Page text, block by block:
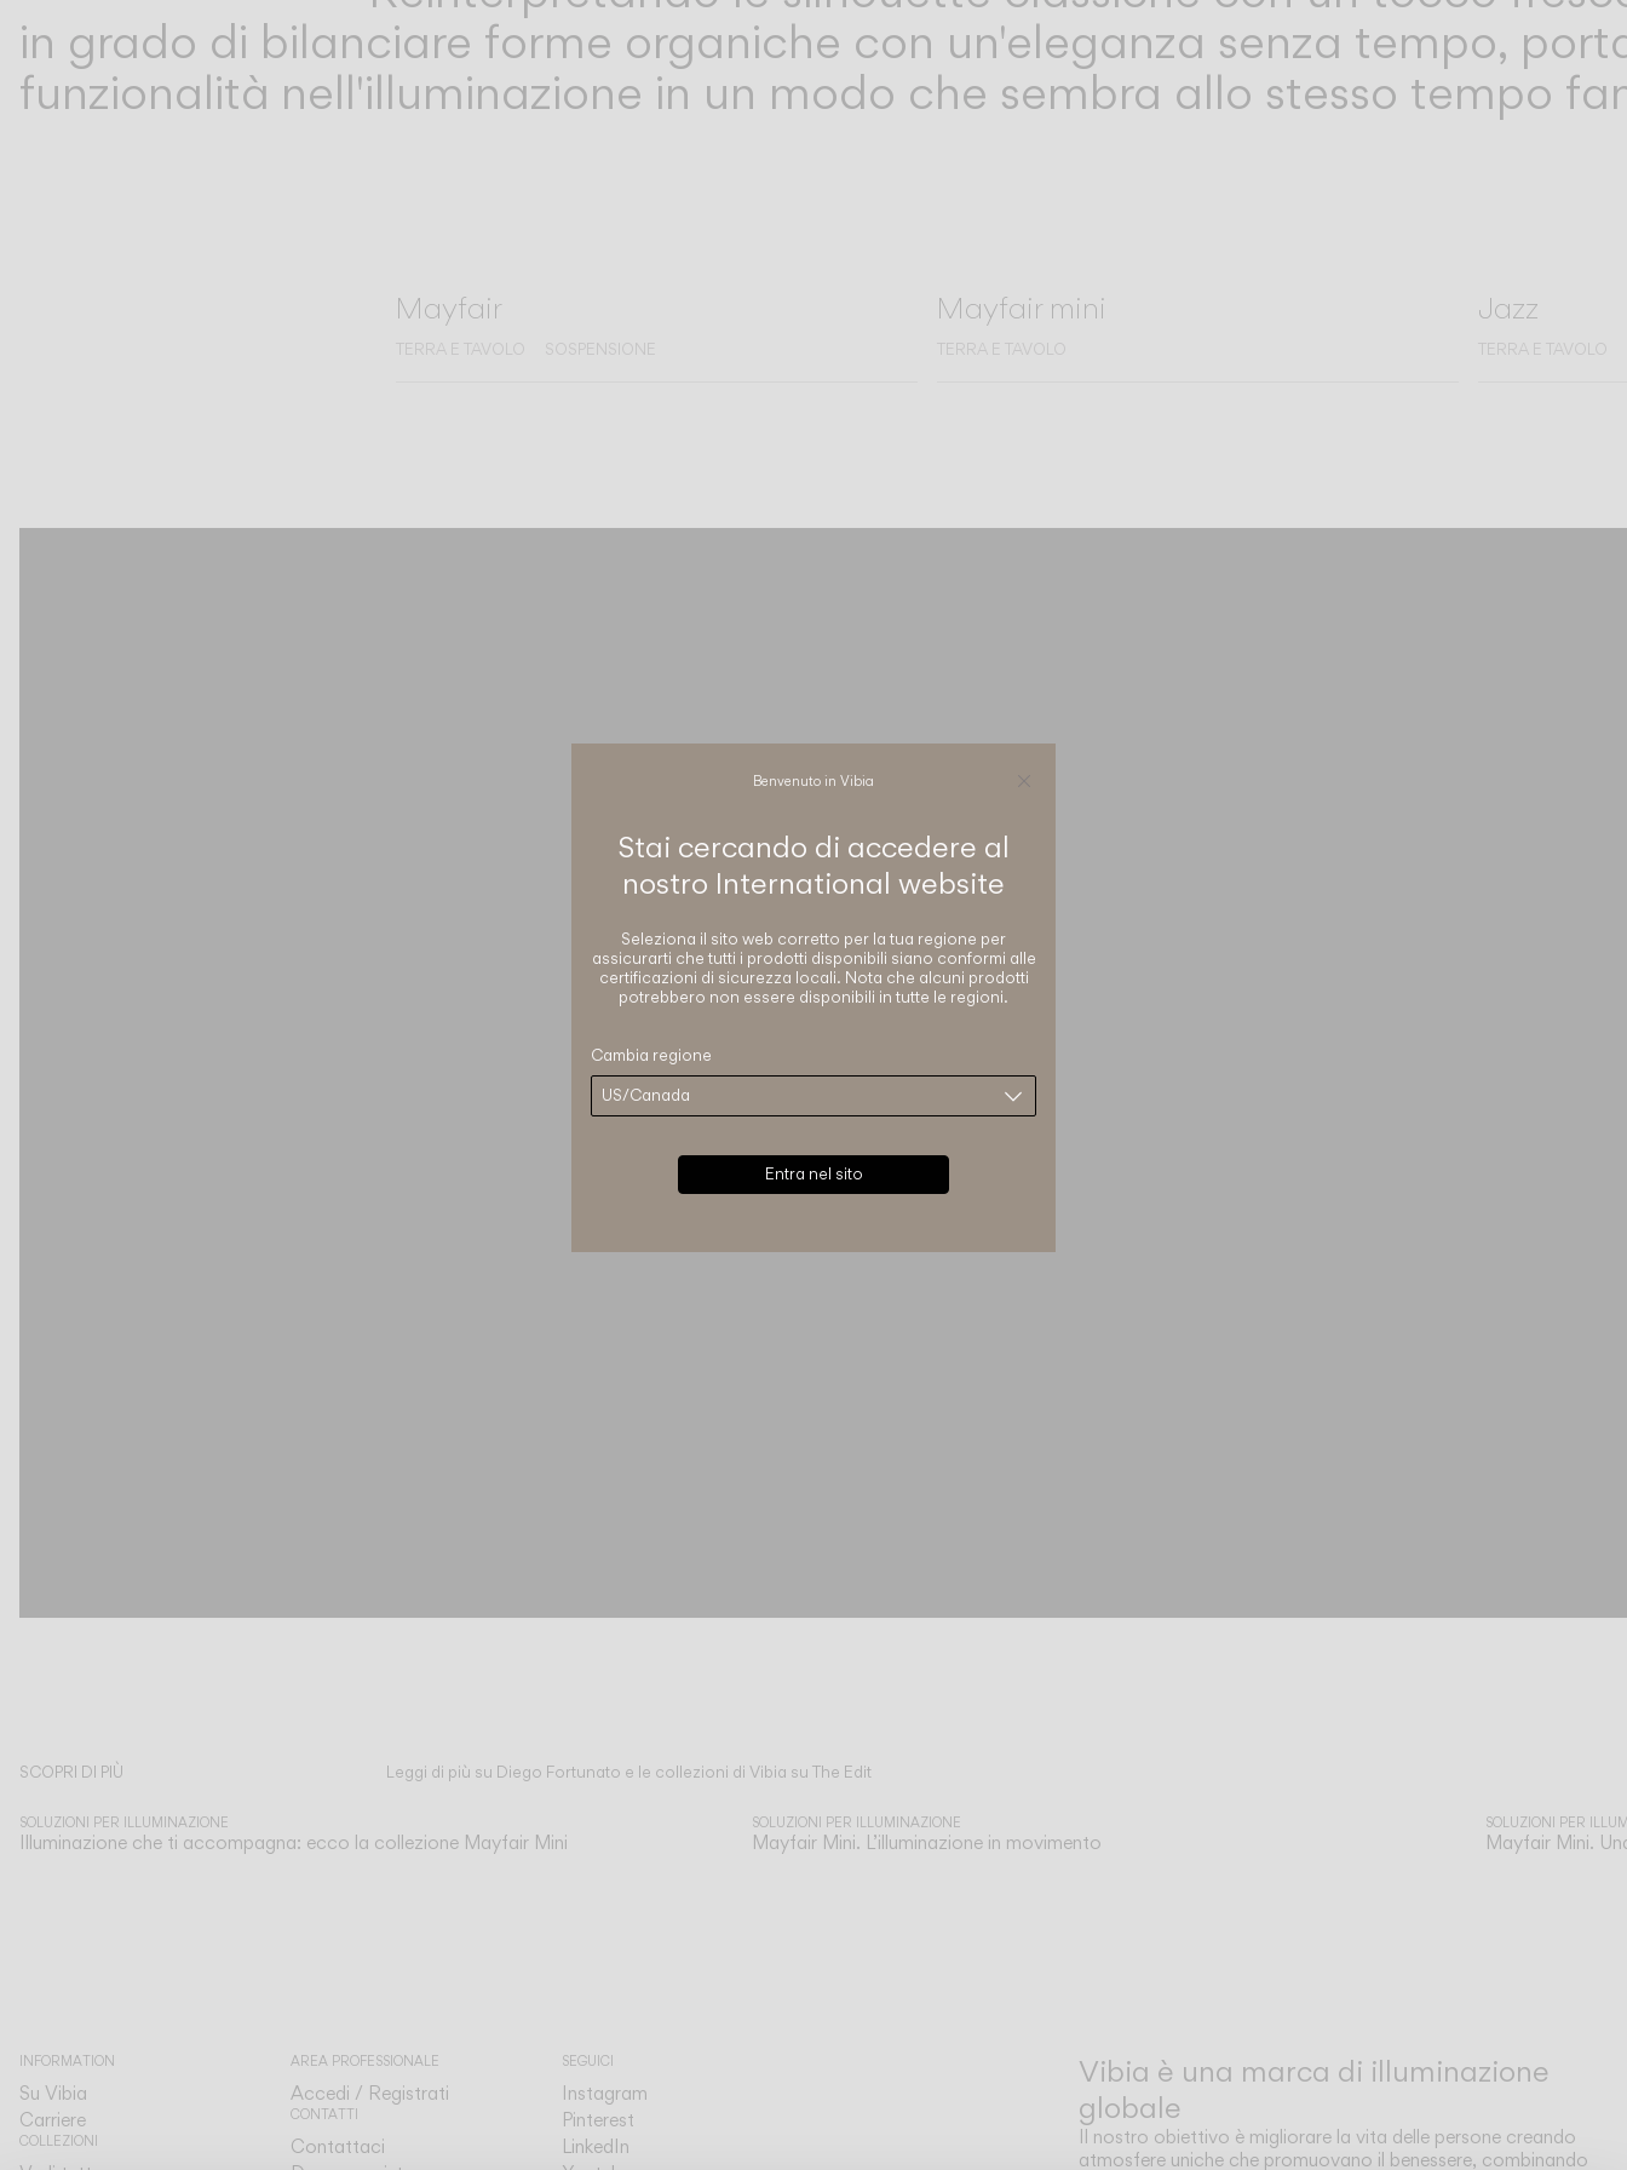
in grado di bilanciare forme organiche con un'eleganza senza tempo,
funzionalità nell'illuminazione in un modo che sembra allo stesso tempo
Mayfair
TERRA E TAVOLO SOSPENSIONE
Mayfair mini
TERRA E TAVOLO
Jazz
TERRA E TAVOLO
SCOPRI DI PIÙ Leggi di più su Diego Fortunato e le collezioni di Vibia su The Edit
SOLUZIONI PER ILLUMINAZIONE
Illuminazione che ti accompagna: ecco la collezione Mayfair Mini
SOLUZIONI PER ILLUMINAZIONE
Mayfair Mini. L’illuminazione in movimento
SOLUZIONI PER
Mayfair Mini.
INFORMATION
Su Vibia
Carriere
COLLEZIONI
AREA PROFESSIONALE
Accedi / Registrati
CONTATTI
Contattaci
SEGUICI
Instagram
Pinterest
LinkedIn
Vibia è una marca di illuminazione
globale
Il nostro obiettivo è migliorare la vita delle persone creando
atmosfere uniche che promuovano il benessere, combinando
Benvenuto in Vibia
Stai cercando di accedere al
nostro International website
Seleziona il sito web corretto per la tua regione per
assicurarti che tutti i prodotti disponibili siano conformi alle
certificazioni di sicurezza locali. Nota che alcuni prodotti
potrebbero non essere disponibili in tutte le regioni.
Cambia regione
Entra nel sito